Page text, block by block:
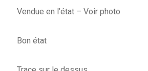
-
Vendue en l’état – Voir photo
Bon état